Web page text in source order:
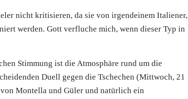
nicht kritisieren, da sie von irgendeinem Italiener,
werden. Gott verfluche mich, wenn dieser Typ in
Stimmung ist die Atmosphäre rund um die
Duell gegen die Tschechen (Mittwoch, 21
Montella und Güler und natürlich ein